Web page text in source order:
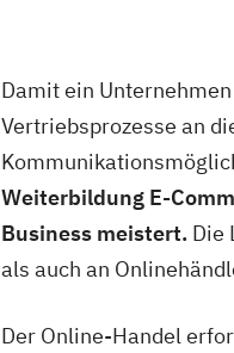
Damit ein
Vertriebsprozesse an
Weiterbildung E-
Business meistert. Die
als auch an
Der Online-Handel